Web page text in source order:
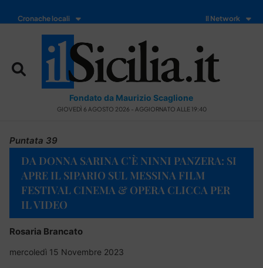
Cronache locali Il Network
Fondato da Maurizio Scaglione
GIOVEDÌ 6 AGOSTO 2026 - AGGIORNATO ALLE 19:40
Puntata 39
DA DONNA SARINA C’È NINNI PANZERA: SI
APRE IL SIPARIO SUL MESSINA FILM
FESTIVAL CINEMA & OPERA CLICCA PER
IL VIDEO
Rosaria Brancato
mercoledì 15 Novembre 2023